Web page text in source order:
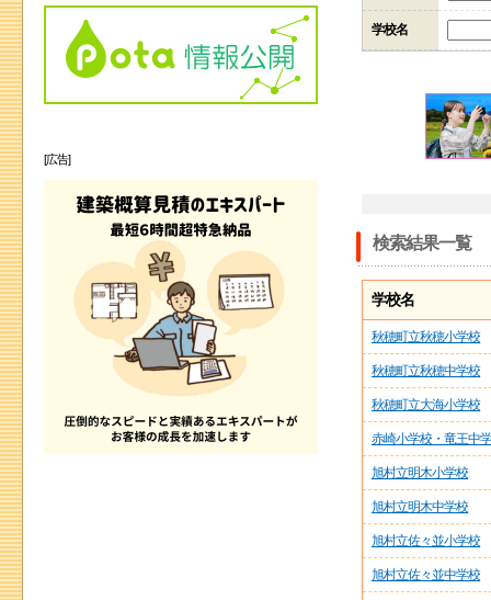
学校名
検索結果一覧
学校名
秋穂町立秋穂小学校
秋穂町立秋穂中学校
秋穂町立大海小学校
赤崎小学校・竜王中
旭村立明木小学校
旭村立明木中学校
旭村立佐々並小学校
旭村立佐々並中学校
[広告]